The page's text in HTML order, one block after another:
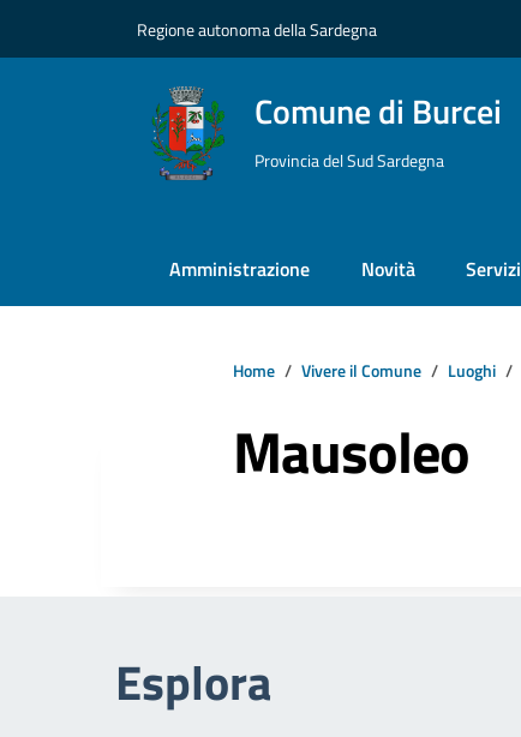
Regione autonoma della Sardegna
Comune di Burcei
Provincia del Sud Sardegna
Amministrazione Novità Servizi
Home Vivere il Comune Luoghi
Mausoleo
Esplora